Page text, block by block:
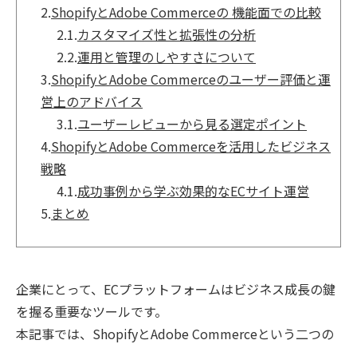
2.ShopifyとAdobe Commerceの 機能面での比較
2.1.カスタマイズ性と拡張性の分析
2.2.運用と管理のしやすさについて
3.ShopifyとAdobe Commerceのユーザー評価と運
営上のアドバイス
3.1.ユーザーレビューから見る選定ポイント
4.ShopifyとAdobe Commerceを活用したビジネス
戦略
4.1.成功事例から学ぶ効果的なECサイト運営
5.まとめ
企業にとって、ECプラットフォームはビジネス成長の鍵
を握る重要なツールです。
本記事では、ShopifyとAdobe Commerceという二つの